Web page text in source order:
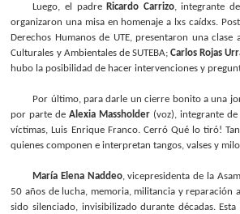
Luego, el padre Ricardo Carrizo, integrante
organizaron una misa en homenaje a lxs caídxs.
Derechos Humanos de UTE, presentaron una
Culturales y Ambientales de SUTEBA; Carlos Rojas
hubo la posibilidad de hacer intervenciones y
Por último, para darle un cierre bonito a una
por parte deAlexia Massholder (voz), integrante
víctimas, Luis Enrique Franco. Cerró Qué lo tiró!
quienes componen e interpretan tangos, valses y
María Elena Naddeo, vicepresidenta de la
50 años de lucha, memoria, militancia y reparación
sido silenciado, invisibilizado durante décadas.